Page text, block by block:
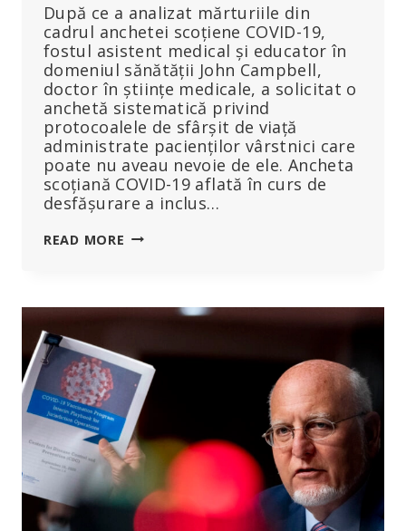
După ce a analizat mărturiile din
cadrul anchetei scoțiene COVID-19,
fostul asistent medical și educator în
domeniul sănătății John Campbell,
doctor în științe medicale, a solicitat o
anchetă sistematică privind
protocoalele de sfârșit de viață
administrate pacienților vârstnici care
poate nu aveau nevoie de ele. Ancheta
scoțiană COVID-19 aflată în curs de
desfășurare a inclus…
READ MORE COMBINAȚIE
FOLOSITĂ
TRATAREA
PACIENȚILOR
VÂRSTNICI
CU
COVID
ÎN
SCOȚIA